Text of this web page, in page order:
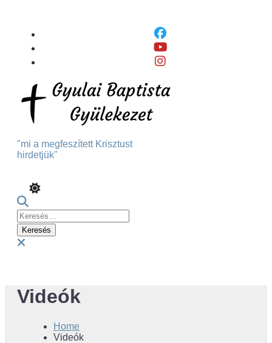
Content
"mi a megfeszített Krisztust
hirdetjük"
Keresés:
Videók
Home
Videók